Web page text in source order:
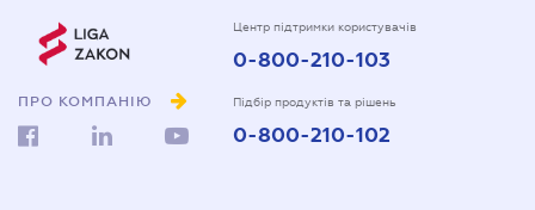
ПРО КОМПАНІЮ
Центр підтримки користувачів
0-800-210-103
Підбір продуктів та рішень
0-800-210-102